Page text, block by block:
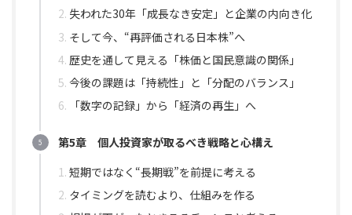
失われた30年「成長なき安定」と企業の内向き化
そして今、“再評価される日本株”へ
歴史を通して見える「株価と国民意識の関係」
今後の課題は「持続性」と「分配のバランス」
「数字の記録」から「経済の再生」へ
第5章 個人投資家が取るべき戦略と心構え
短期ではなく“長期戦”を前提に考える
タイミングを読むより、仕組みを作る